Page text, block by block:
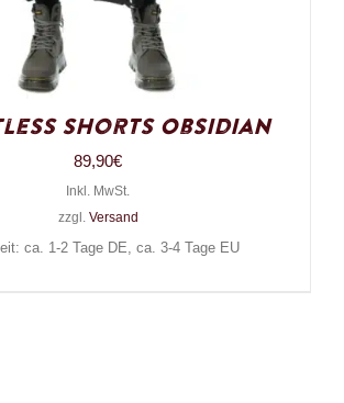
Shorts Obsidian
89,90€
Inkl. MwSt.
zzgl. Versand
ca. 1-2 Tage DE, ca. 3-4 Tage EU